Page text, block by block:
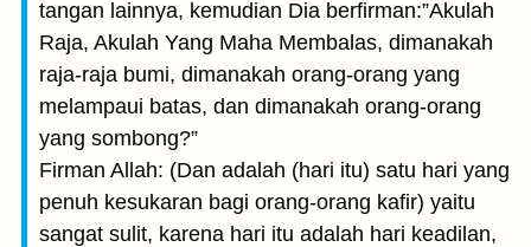
tangan lainnya, kemudian Dia berfirman:”Akulah
Raja, Akulah Yang Maha Membalas, dimanakah
raja-raja bumi, dimanakah orang-orang yang
melampaui batas, dan dimanakah orang-orang
yang sombong?”
Firman Allah: (Dan adalah (hari itu) satu hari yang
penuh kesukaran bagi orang-orang kafir) yaitu
sangat sulit, karena hari itu adalah hari keadilan,